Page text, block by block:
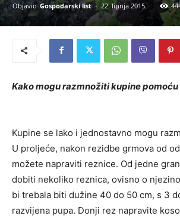
Objavio Gospodarski list - 22. lipnja 2015.
Kako mogu razmnožiti kupine
Kupine se lako i jednostavno mogu
U proljeće, nakon rezidbe grmova od
možete napraviti reznice. Od jedne
dobiti nekoliko reznica, ovisno o
bi trebala biti dužine 40 do 50 cm, s 3
razvijena pupa. Donji rez napravite